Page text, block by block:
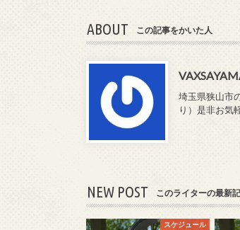
ABOUT この記事をかいた人
埼玉県狭山市
り）是非お気
NEW POST このライターの最新
スケジュール